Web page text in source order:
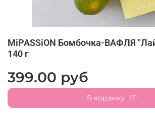
MiPASSiON Бомбочка-ВАФЛЯ
140 г
399.00 руб
В корзину